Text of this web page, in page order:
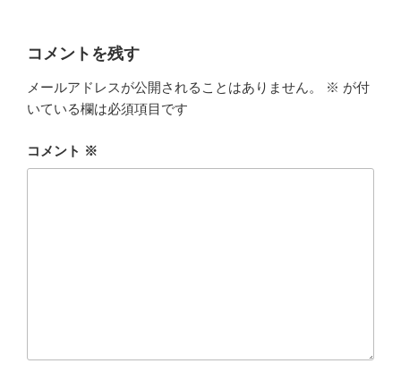
c
e
b
o
o
st
o
d
o
n
ail
コメントを残す
メールアドレスが公開されることはありません。 ※ が付
いている欄は必須項目です
コメント ※